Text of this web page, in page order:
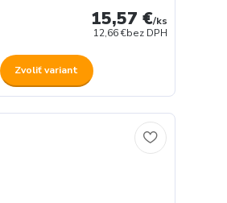
15,57 €/ks
12,66 €bez DPH
Zvoliť variant